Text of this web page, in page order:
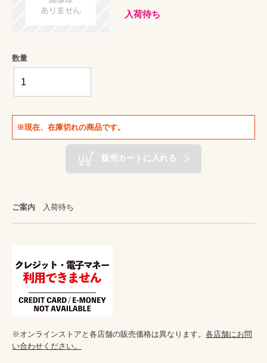
入荷待ち
数量
※現在、在庫切れの商品です。
販売カートに入れる
ご案内 入荷待ち
※オンラインストアと各店舗の販売価格は異なります。 各店舗にお問
い合わせください。